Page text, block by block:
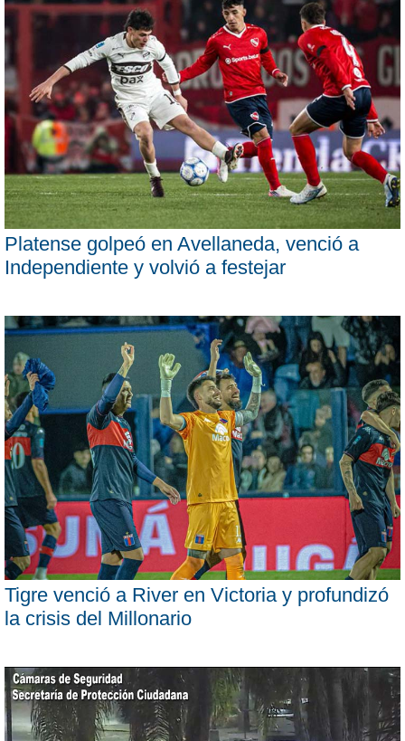
Platense golpeó en Avellaneda, venció a
Independiente y volvió a festejar
Tigre venció a River en Victoria y profundizó
la crisis del Millonario